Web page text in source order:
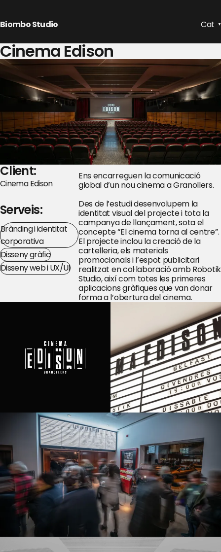
Biombo Studio Cat ▼
Cinema Edison
Client:
Cinema Edison
Serveis:
Brànding i identitat
corporativa
Disseny gràfic
Disseny web i UX/UI
Ens encarreguen la comunicació
global d’un nou cinema a Granollers.
Des de l’estudi desenvolupem la
identitat visual del projecte i tota la
campanya de llançament, sota el
concepte “El cinema torna al centre”.
El projecte inclou la creació de la
cartelleria, els materials
promocionals i l’espot publicitari
realitzat en col·laboració amb Robotik
Studio, així com totes les primeres
aplicacions gràfiques que van donar
forma a l’obertura del cinema.